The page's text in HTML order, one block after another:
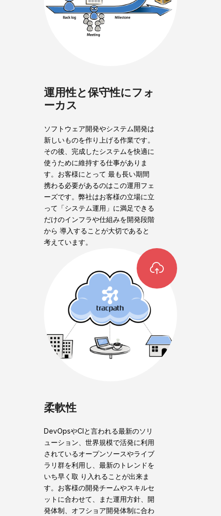
運用性と保守性にフォ
ーカス
ソフトウェア開発やシステム開発は
新しいものを作り上げる作業です。
その後、完成したシステムを快適に
使うために維持する仕事がありま
す。お客様にとって 最も長い期間
携わる必要があるのはこの運用フェ
ーズです。弊社はお客様の立場に立
って「システム運用」に満足できる
だけのインフラや仕組みを開発段階
から 導入することが大切であると
考えています。
柔軟性
DevOpsやCIと言われる最新のソリ
ューション、世界規模で活発に利用
されているオープンソースやライブ
ラリ群を利用し、最新のトレンドを
いち早く取 り入れることが出来ま
す。お客様の開発チームやスキルセ
ットに合わせて、また運用方針、開
発体制、オフショア開発体制に合わ